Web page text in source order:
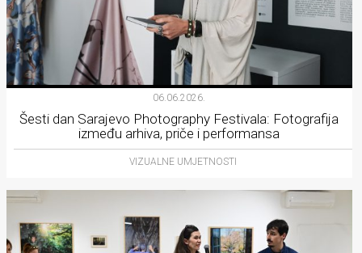
06.06.2026.
Šesti dan Sarajevo Photography Festivala: Fotografija
između arhiva, priče i performansa
VIZUALNE UMJETNOSTI